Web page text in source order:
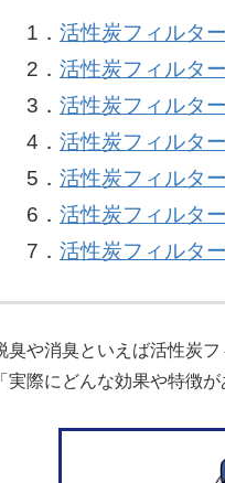
1． 活性炭フィルタ
2． 活性炭フィルタ
3． 活性炭フィルタ
4． 活性炭フィルタ
5． 活性炭フィルタ
6． 活性炭フィルタ
7． 活性炭フィルタ
臭や消臭といえば活性炭
「実際にどんな効果や特徴